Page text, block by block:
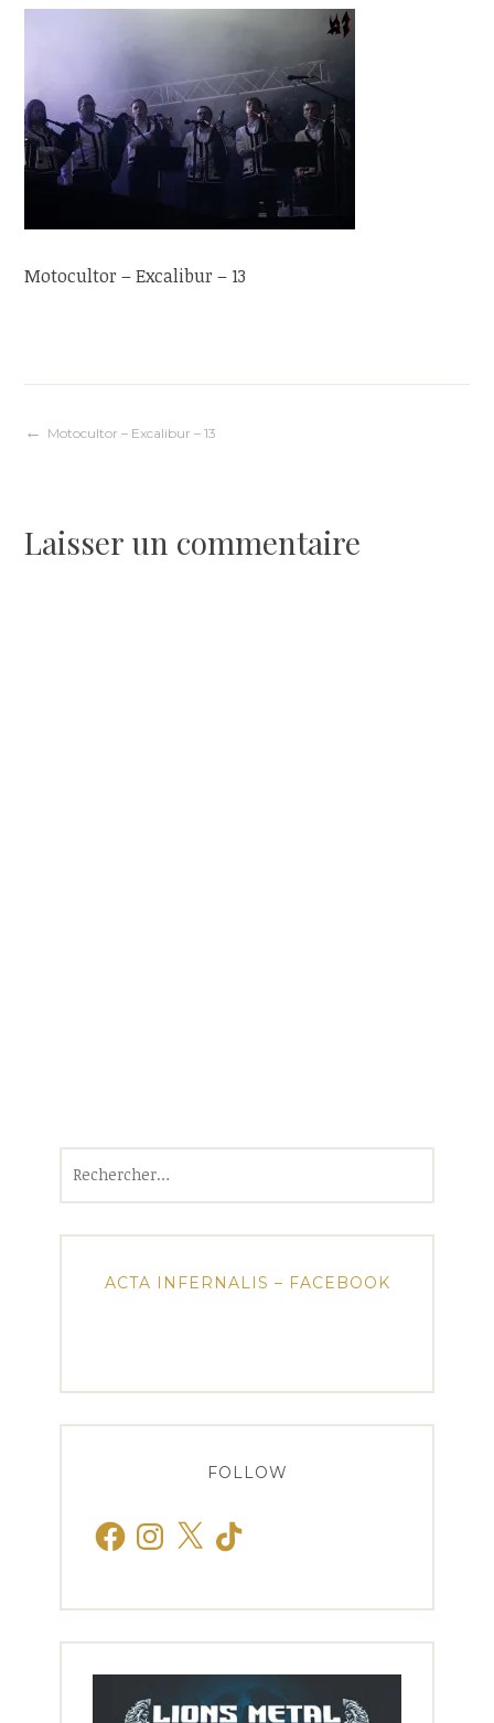
Motocultor – Excalibur – 13
Navigation
l’article
Motocultor – Excalibur – 13
Laisser un commentaire
ACTA INFERNALIS – FACEBOOK
FOLLOW
FacebookInstagram
X TikTok